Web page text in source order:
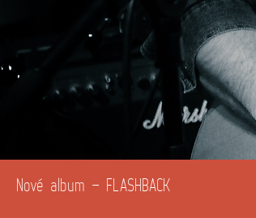
Nové album – FLASHBACK